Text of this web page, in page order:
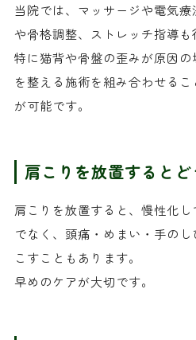
当院では、マッサージや電気
や骨格調整、ストレッチ指導も
特に猫背や骨盤の歪みが原因
を整える施術を組み合わせる
が可能です。
肩こりを放置するとど
肩こりを放置すると、慢性化
でなく、頭痛・めまい・手の
こすこともあります。
早めのケアが大切です。